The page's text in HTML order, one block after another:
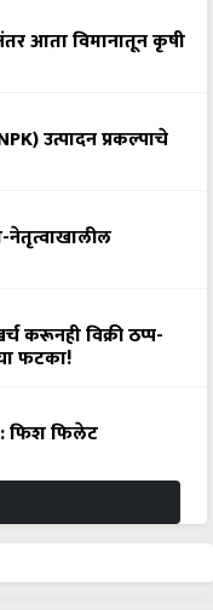
आता विमानातून कृषी
उत्पादन प्रकल्पाचे
नेतृत्वाखालील
करूनही विक्री ठप्प-
फटका!
: फिश फिलेट